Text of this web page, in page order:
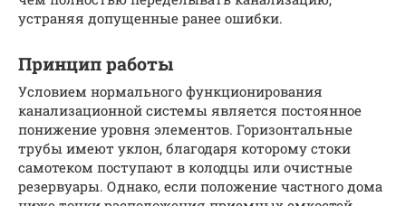
устраняя допущенные ранее ошибки.
Принцип работы
Условием нормального функционирования
канализационной системы является постоянное
понижение уровня элементов. Горизонтальные
трубы имеют уклон, благодаря которому стоки
самотеком поступают в колодцы или очистные
резервуары. Однако, если положение частного дома